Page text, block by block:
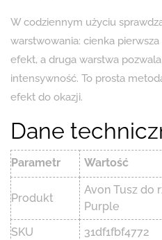
W codziennym użyciu
warstwowania: cienka
efekt, a druga warstwa
intensywność. To prosta
efekt do okazji.
Dane
Parametr Wartość
Produkt
Avon Tusz do
Purple
SKU
31df1fbf4772